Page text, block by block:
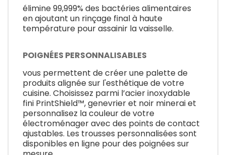
élimine 99,999% des bactéries alimentaires
en ajoutant un rinçage final à haute
température pour assainir la vaisselle.
POIGNÉES PERSONNALISABLES
vous permettent de créer une palette de
produits alignée sur l'esthétique de votre
cuisine. Choisissez parmi l’acier inoxydable
fini PrintShield™, genevrier et noir minerai et
personnalisez la couleur de votre
électroménager avec des points de contact
ajustables. Les trousses personnalisées sont
disponibles en ligne pour des poignées sur